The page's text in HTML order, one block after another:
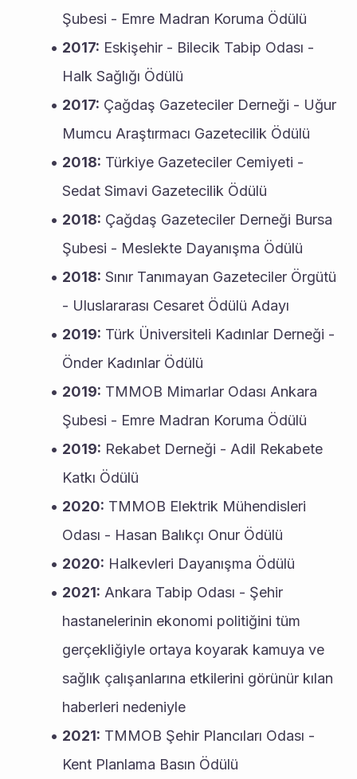
Şubesi - Emre Madran Koruma Ödülü
2017: Eskişehir - Bilecik Tabip Odası -
Halk Sağlığı Ödülü
2017: Çağdaş Gazeteciler Derneği - Uğur
Mumcu Araştırmacı Gazetecilik Ödülü
2018: Türkiye Gazeteciler Cemiyeti -
Sedat Simavi Gazetecilik Ödülü
2018: Çağdaş Gazeteciler Derneği Bursa
Şubesi - Meslekte Dayanışma Ödülü
2018: Sınır Tanımayan Gazeteciler Örgütü
- Uluslararası Cesaret Ödülü Adayı
2019: Türk Üniversiteli Kadınlar Derneği -
Önder Kadınlar Ödülü
2019: TMMOB Mimarlar Odası Ankara
Şubesi - Emre Madran Koruma Ödülü
2019: Rekabet Derneği - Adil Rekabete
Katkı Ödülü
2020: TMMOB Elektrik Mühendisleri
Odası - Hasan Balıkçı Onur Ödülü
2020: Halkevleri Dayanışma Ödülü
2021: Ankara Tabip Odası - Şehir
hastanelerinin ekonomi politiğini tüm
gerçekliğiyle ortaya koyarak kamuya ve
sağlık çalışanlarına etkilerini görünür kılan
haberleri nedeniyle
2021: TMMOB Şehir Plancıları Odası -
Kent Planlama Basın Ödülü